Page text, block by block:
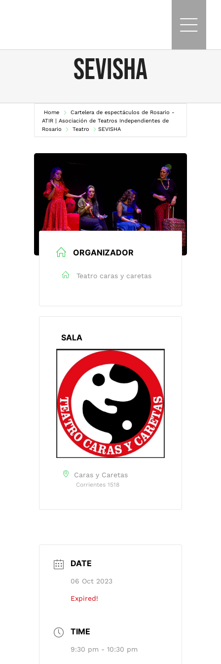
SEVISHA
Home
Cartelera de espectáculos de Rosario -
ATIR | Asociación de Teatros Independientes de
Rosario
Teatro SEVISHA
ORGANIZADOR
Teatro caras y caretas
SALA
Caras y Caretas
Corrientes 1518
DATE
06 Oct 2023
Expired!
TIME
9:30 pm - 10:30 pm